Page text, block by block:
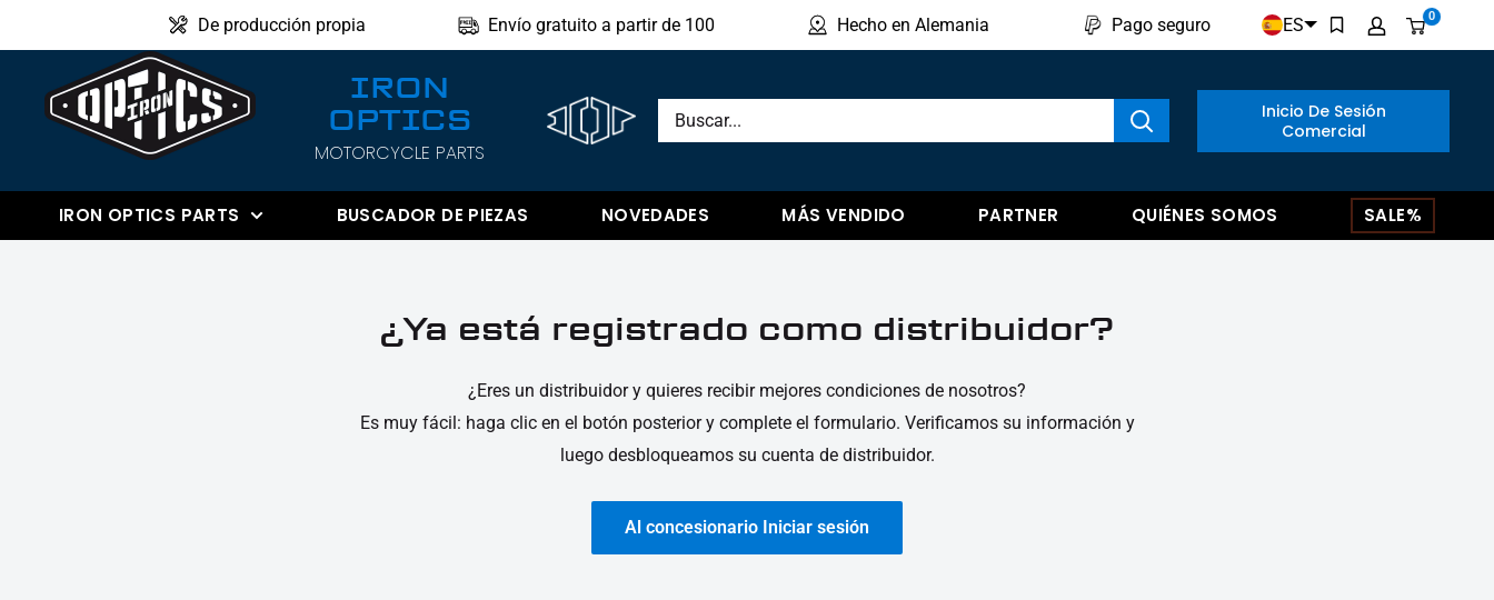
al
contenido
De producción propia Envío gratuito a partir de 100 Hecho en Alemania Pago seguro ES 0
IRON
IRON
OPTICS
MOTORCYCLE PARTS
Inicio De Sesión
Comercial
IRON OPTICS PARTS BUSCADOR DE PIEZAS NOVEDADES MÁS VENDIDO PARTNER QUIÉNES SOMOS SALE%
Mostrar productos
¿Ya está registrado como distribuidor?
¿Eres un distribuidor y quieres recibir mejores condiciones de nosotros?
Es muy fácil: haga clic en el botón posterior y complete el formulario. Verificamos su información y
luego desbloqueamos su cuenta de distribuidor.
Al concesionario Iniciar sesión